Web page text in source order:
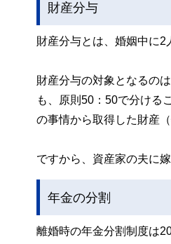
財産分与
財産分与とは、婚姻中に2
財産分与の対象となるの
も、原則50：50で分ける
の事情から取得した財産
ですから、資産家の夫に
年金の分割
離婚時の年金分割制度は